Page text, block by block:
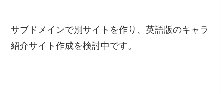
サブドメインで別サイトを作り、英語版のキャラ
紹介サイト作成を検討中です。